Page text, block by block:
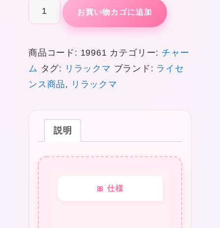
RK2-
11
お買い物カゴに追加
商品コード: 19961 カテゴリー: チャー
ム タグ: リラックマ ブランド: ライセ
ンス商品, リラックマ
説明
🎀 仕様